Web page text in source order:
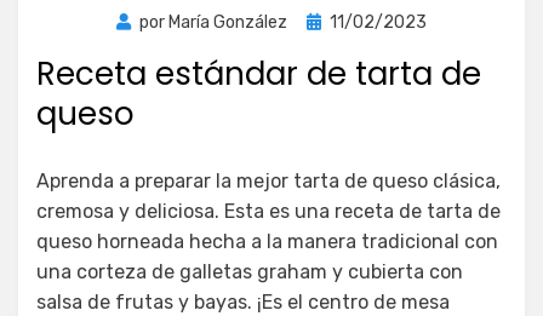
por María González
Publicada
11/02/2023
Receta estándar de tarta de
queso
Aprenda a preparar la mejor tarta de queso clásica,
cremosa y deliciosa. Esta es una receta de tarta de
queso horneada hecha a la manera tradicional con
una corteza de galletas graham y cubierta con
salsa de frutas y bayas. ¡Es el centro de mesa